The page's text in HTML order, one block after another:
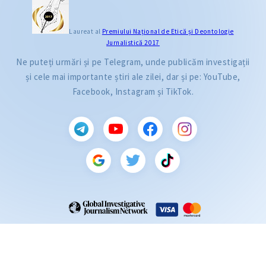
Laureat al Premiului Naţional de Etică și Deontologie
Jurnalistică 2017
Ne puteți urmări și pe Telegram, unde publicăm investigații
și cele mai importante știri ale zilei, dar și pe: YouTube,
Facebook, Instagram și TikTok.